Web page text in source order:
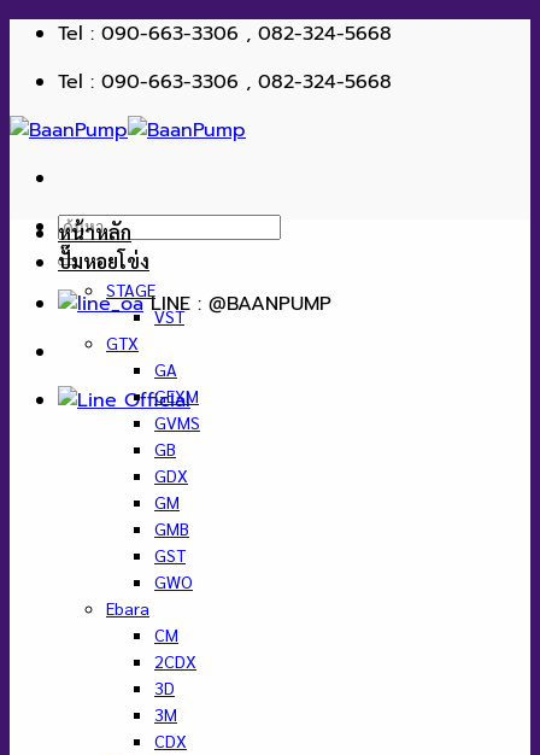
ข้าม
เนื้อหา
Tel : 090-663-3306 , 082-324-5668
Tel : 090-663-3306 , 082-324-5668
ค้นหา:
LINE : @BAANPUMP
หน้าหลัก
ปั๊มหอยโข่ง
STAGE
VST
GTX
GA
GEXM
GVMS
GB
GDX
GM
GMB
GST
GWO
Ebara
CM
2CDX
3D
3M
CDX